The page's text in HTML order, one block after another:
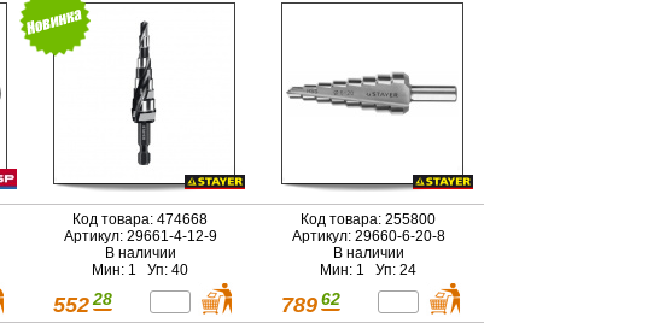
Код товара: 474668
Артикул: 29661-4-12-9
В наличии
Мин: 1 Уп: 40
552 28
20мм,8ступ.d 6-8-10-12-
Код товара: 255800
Артикул: 29660-6-20-8
В наличии
Мин: 1 Уп: 24
789 62